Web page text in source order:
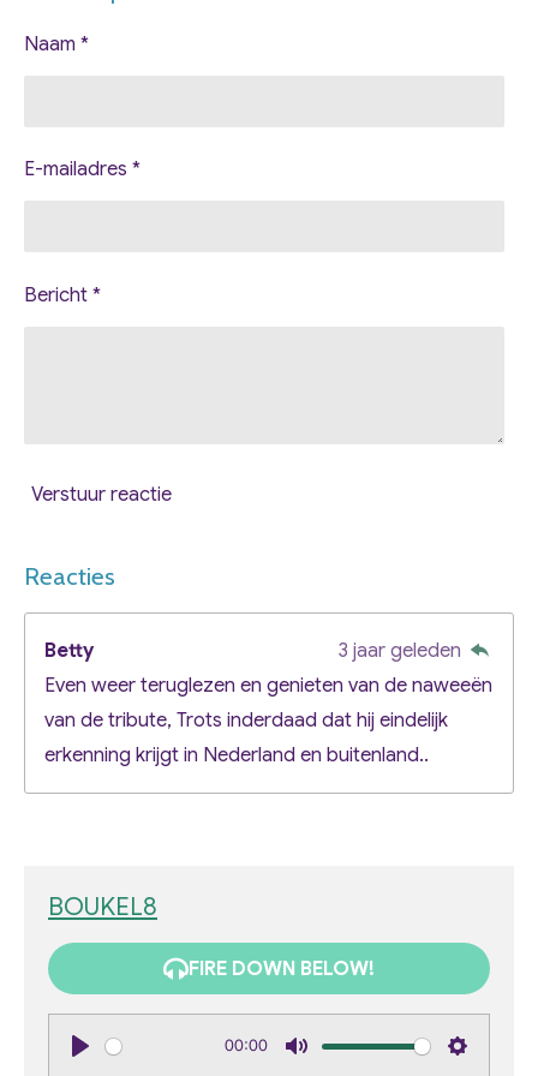
Naam *
E-mailadres *
Bericht *
Verstuur reactie
Reacties
Betty
3 jaar geleden
Even weer teruglezen en genieten van de naweeën
van de tribute, Trots inderdaad dat hij eindelijk
erkenning krijgt in Nederland en buitenland..
BOUKEL8
FIRE DOWN BELOW!
00:00